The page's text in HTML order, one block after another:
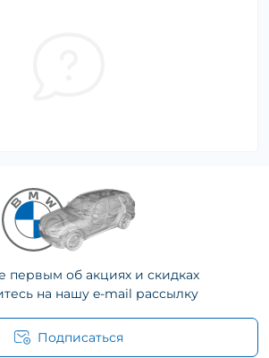
первым об акциях и скидках
на нашу e-mail рассылку
Подписаться